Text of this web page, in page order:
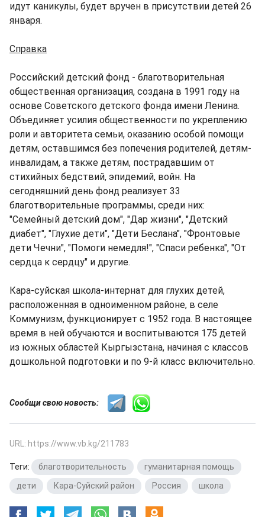
идут каникулы, будет вручен в присутствии детей 26
января.
Справка
Российский детский фонд - благотворительная
общественная организация, создана в 1991 году на
основе Советского детского фонда имени Ленина.
Объединяет усилия общественности по укреплению
роли и авторитета семьи, оказанию особой помощи
детям, оставшимся без попечения родителей, детям-
инвалидам, а также детям, пострадавшим от
стихийных бедствий, эпидемий, войн. На
сегодняшний день фонд реализует 33
благотворительные программы, среди них:
"Семейный детский дом", "Дар жизни", "Детский
диабет", "Глухие дети", "Дети Беслана", "Фронтовые
дети Чечни", "Помоги немедля!", "Спаси ребенка", "От
сердца к сердцу" и другие.
Кара-суйская школа-интернат для глухих детей,
расположенная в одноименном районе, в селе
Коммунизм, функционирует с 1952 года. В настоящее
время в ней обучаются и воспитываются 175 детей
из южных областей Кыргызстана, начиная с классов
дошкольной подготовки и по 9-й класс включительно.
Сообщи свою новость:
URL: https://www.vb.kg/211783
Теги: благотворительность гуманитарная помощь
дети
Кара-Суйский район Россия школа